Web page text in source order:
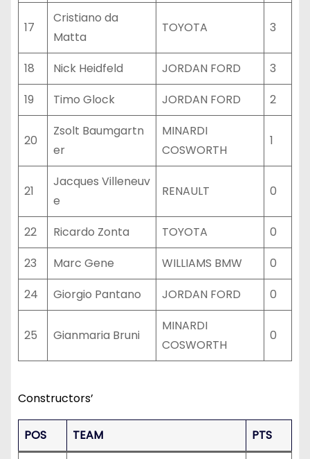
17
Cristiano da
Matta
TOYOTA 3
18 Nick Heidfeld JORDAN FORD
3
19
Timo Glock JORDAN FORD 2
20
Zsolt Baumgartn
er
MINARDI
COSWORTH
1
21
Jacques Villeneuv
e
RENAULT 0
22 Ricardo Zonta TOYOTA
0
23
Marc Gene WILLIAMS BMW
0
24
Giorgio Pantano JORDAN FORD 0
25 Gianmaria Bruni
MINARDI
COSWORTH
0
Constructors’
POS TEAM PTS